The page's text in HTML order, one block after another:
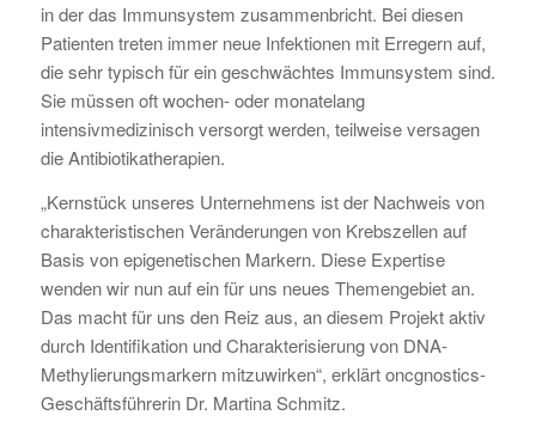
in der das Immunsystem zusammenbricht. Bei diesen
Patienten treten immer neue Infektionen mit Erregern auf,
die sehr typisch für ein geschwächtes Immunsystem sind.
Sie müssen oft wochen- oder monatelang
intensivmedizinisch versorgt werden, teilweise versagen
die Antibiotikatherapien.
„Kernstück unseres Unternehmens ist der Nachweis von
charakteristischen Veränderungen von Krebszellen auf
Basis von epigenetischen Markern. Diese Expertise
wenden wir nun auf ein für uns neues Themengebiet an.
Das macht für uns den Reiz aus, an diesem Projekt aktiv
durch Identifikation und Charakterisierung von DNA-
Methylierungsmarkern mitzuwirken“, erklärt oncgnostics-
Geschäftsführerin Dr. Martina Schmitz.